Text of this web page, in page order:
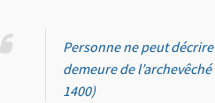
Personne ne peut
demeure de
1400)